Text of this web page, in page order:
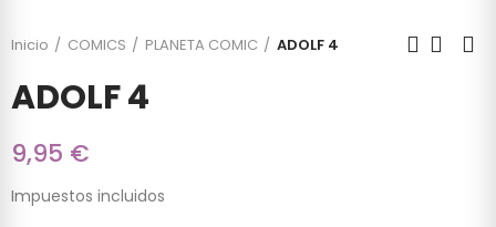
Inicio COMICS PLANETA COMIC ADOLF 4
ADOLF 4
9,95 €
Impuestos incluidos